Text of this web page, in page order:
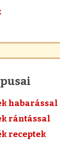
habarással
rántással
receptek